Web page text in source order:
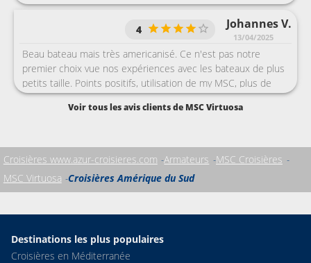
beaucoup de personnels parlais le français.
Johannes V.
13/04/2025
4
Beau bateau mais très americanisé. Ce n'est pas notre
premier choix vue nos expériences avec les bateaux de plus
petits taille. Points positifs, utilisation de my MSC, plus de
tonnes de papier jetés....
Voir tous les avis clients de MSC Virtuosa
Croisières www.azur-croisieres.com Armateurs MSC Croisières
MSC Virtuosa Croisières Amérique du Sud
Destinations les plus populaires
Croisières en Méditerranée